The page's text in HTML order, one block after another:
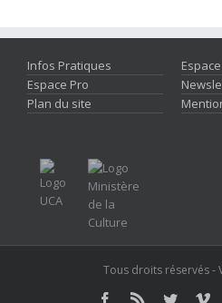
Infos Pratiques
Espace Pro
Plan du site
Tous droits réservés -
Facebook
Rss Twitter